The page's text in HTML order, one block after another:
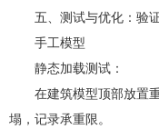
五、测试与优化：验证
手工模型
静态加载测试：
在建筑模型顶部放置重
塌，记录承重限。